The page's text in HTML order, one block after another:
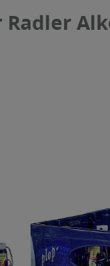
Radler